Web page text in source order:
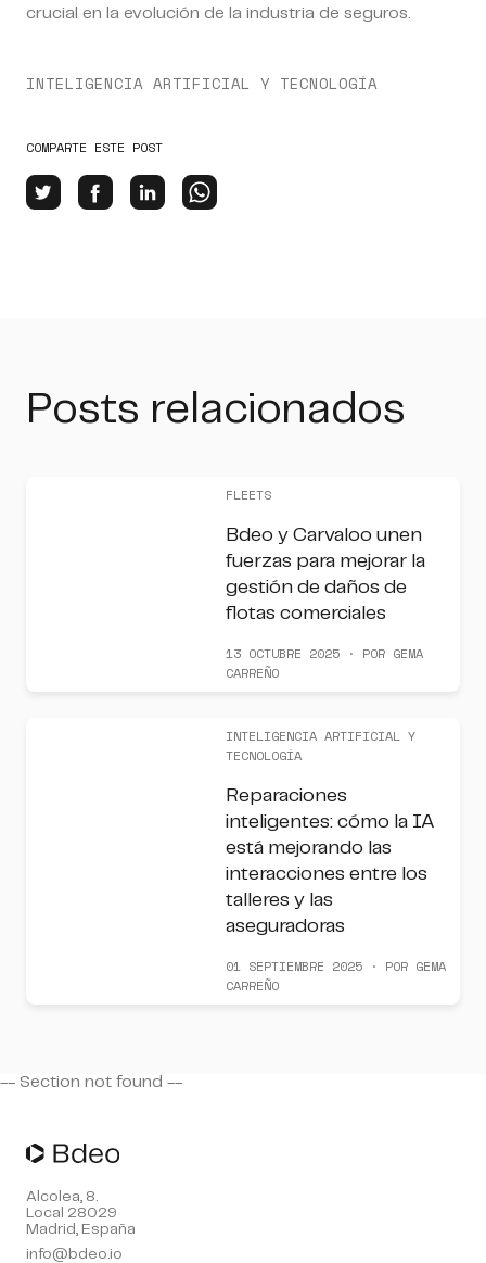
crucial en la evolución de la industria de seguros.
INTELIGENCIA ARTIFICIAL Y TECNOLOGÍA
COMPARTE ESTE POST
Posts relacionados
FLEETS
Bdeo y Carvaloo unen
fuerzas para mejorar la
gestión de daños de
flotas comerciales
13 OCTUBRE 2025 · POR GEMA
CARREÑO
INTELIGENCIA ARTIFICIAL Y
TECNOLOGÍA
Reparaciones
inteligentes: cómo la IA
está mejorando las
interacciones entre los
talleres y las
aseguradoras
01 SEPTIEMBRE 2025 · POR GEMA
CARREÑO
-- Section not found --
Alcolea, 8.
Local 28029
Madrid, España
info@bdeo.io